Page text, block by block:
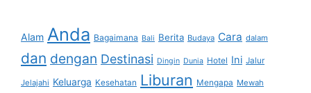
Alam Anda Bagaimana Bali Berita Budaya Cara dalam
dan dengan Destinasi Dingin Dunia Hotel Ini Jalur
Jelajahi Keluarga Kesehatan Liburan Mengapa Mewah